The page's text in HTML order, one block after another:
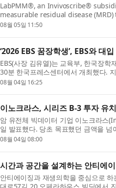
LabPMM®, an Invivoscribe®
measurable residual disease
available to healthcare providers,
08월 05일 11:50
‘2026 EBS 꿈장학생’, EBS와 대
EBS(사장 김유열)는 교육부, 한국장학
30분 한국프레스센터에서 개최했다. 지
까지 16년간 총 298명의 장학생을 배출
08월 04일 16:25
이노크라스, 시리즈 B-3 투자 유
암 유전체 빅데이터 기업 이노크라스
일 발표했다. 당초 목표했던 금액을
바이오인포매틱스 기술로 분석해 암 진
08월 04일 08:00
시간과 공간을 설계하는 안티에
안티에이징과 재생의학을 중심으로
대로57길 20 오페라하우스 빌딩에서